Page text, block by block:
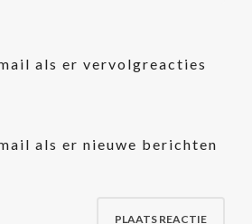
als er vervolgreacties
als er nieuwe berichten